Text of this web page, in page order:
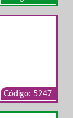
Código: 5247